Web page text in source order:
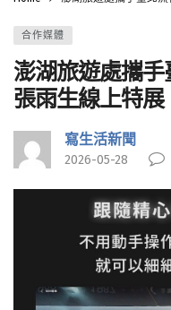
合作媒體
澎湖旅遊處攜
張雨生線上特展
寫生活新聞
2026-05-28